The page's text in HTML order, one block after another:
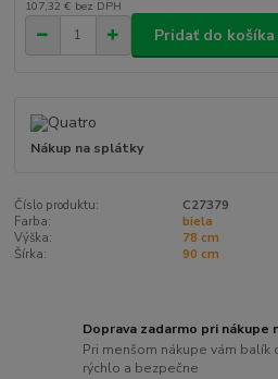
107,32 € bez DPH
Pridať do košíka
Nákup na splátky
Číslo produktu:
C27379
Farba:
biela
Výška:
78 cm
Šírka:
90 cm
Doprava zadarmo pri nákupe
Pri menšom nákupe vám balík
rýchlo a bezpečne